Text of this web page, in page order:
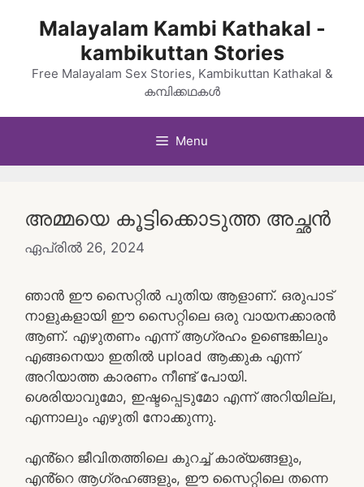
Malayalam Kambi Kathakal -
kambikuttan Stories
Free Malayalam Sex Stories, Kambikuttan Kathakal &
കമ്പിക്കഥകൾ
Menu
അമ്മയെ കൂട്ടിക്കൊടുത്ത അച്ഛൻ
ഏപ്രിൽ 26, 2024
ഞാൻ ഈ സൈറ്റിൽ പുതിയ ആളാണ്. ഒരുപാട്
നാളുകളായി ഈ സൈറ്റിലെ ഒരു വായനക്കാരൻ
ആണ്. എഴുതണം എന്ന് ആഗ്രഹം ഉണ്ടെങ്കിലും
എങ്ങനെയാ ഇതിൽ upload ആക്കുക എന്ന്
അറിയാത്ത കാരണം നീണ്ട് പോയി.
ശെരിയാവുമോ, ഇഷ്ടപ്പെടുമോ എന്ന് അറിയില്ല,
എന്നാലും എഴുതി നോക്കുന്നു.
എൻ്റെ ജീവിതത്തിലെ കുറച്ച് കാര്യങ്ങളും,
എൻ്റെ ആഗ്രഹങ്ങളും, ഈ സൈറ്റിലെ തന്നെ